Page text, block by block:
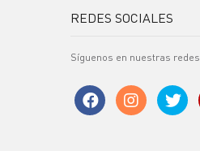
REDES SOCIALES
Síguenos en nuestras redes